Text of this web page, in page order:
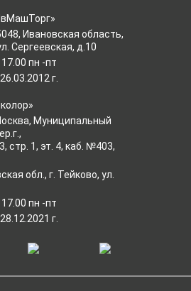
Ивановская область,
Сергеевская, д.10
пн -пт
г.
Муниципальный
стр. 1, эт. 4, каб. №403,
обл., г. Тейково, ул.
пн -пт
г.